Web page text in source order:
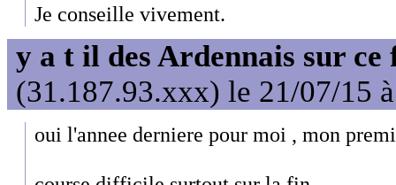
Je conseille vivement.
y a t il des Ardennais sur ce
(31.187.93.xxx) le 21/07/15
oui l'annee derniere pour moi , mon